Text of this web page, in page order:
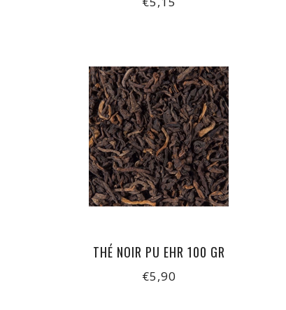
THÉ NOIR PU EHR 100 GR
€5,90